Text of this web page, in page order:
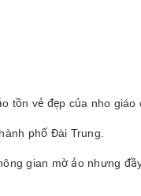
tồn vẻ đẹp của nho giáo
phố Đài Trung.
gian mờ ảo nhưng